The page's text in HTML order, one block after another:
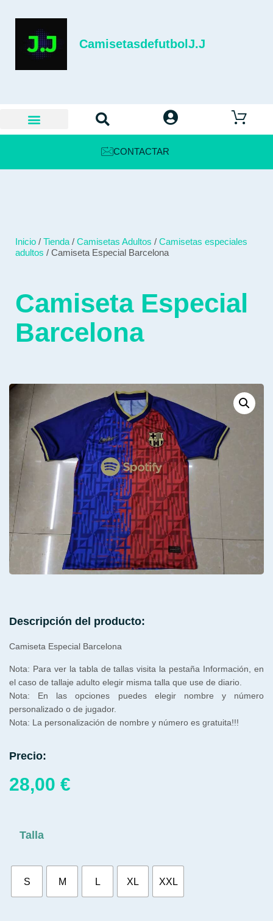
CamisetasdefutbolJ.J
CONTACTAR
Inicio / Tienda / Camisetas Adultos / Camisetas especiales
adultos / Camiseta Especial Barcelona
Camiseta Especial
Barcelona
Descripción del producto:
Camiseta Especial Barcelona
Nota: Para ver la tabla de tallas visita la pestaña Información, en
el caso de tallaje adulto elegir misma talla que use de diario.
Nota: En las opciones puedes elegir nombre y número
personalizado o de jugador.
Nota: La personalización de nombre y número es gratuita!!!
Precio:
28,00 €
Talla
S M L XL XXL